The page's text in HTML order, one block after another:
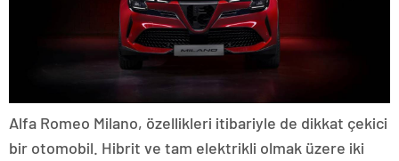
Alfa Romeo Milano, özellikleri itibariyle de dikkat çekici
bir otomobil. Hibrit ve tam elektrikli olmak üzere iki